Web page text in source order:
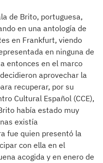
de Brito, portuguesa,
en una antología de
en Frankfurt, viendo
en ninguna de
entonces en el marco
aprovechar la
recuperar, por su
Cultural Español (CCE),
había estado muy
existía
fue quien presentó la
con ella en el
acogida y en enero de